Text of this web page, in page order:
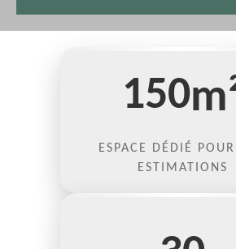
150
ESPACE DÉDIÉ
ESTIMATIONS